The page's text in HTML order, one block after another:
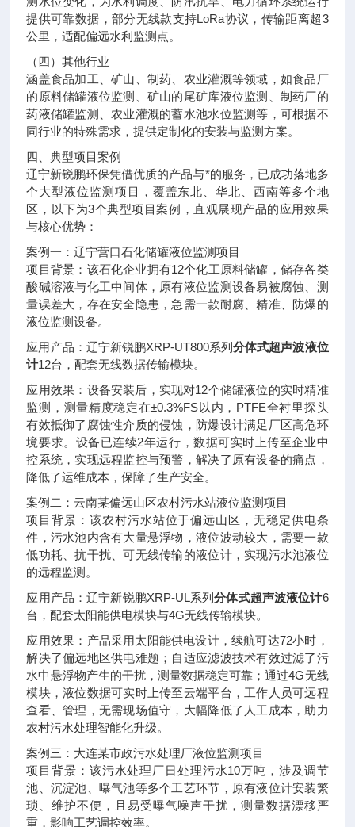
提供可靠数据，部分无线款支持LoRa协议，传输距离超3
公里，适配偏远水利监测点。
（四）其他行业
涵盖食品加工、矿山、制药、农业灌溉等领域，如食品厂
的原料储罐液位监测、矿山的尾矿库液位监测、制药厂的
药液储罐监测、农业灌溉的蓄水池水位监测等，可根据不
同行业的特殊需求，提供定制化的安装与监测方案。
四、典型项目案例
辽宁新锐鹏环保凭借优质的产品与*的服务，已成功落地多
个大型液位监测项目，覆盖东北、华北、西南等多个地
区，以下为3个典型项目案例，直观展现产品的应用效果
与核心优势：
案例一：辽宁营口石化储罐液位监测项目
项目背景：该石化企业拥有12个化工原料储罐，储存各类
酸碱溶液与化工中间体，原有液位监测设备易被腐蚀、测
量误差大，存在安全隐患，急需一款耐腐、精准、防爆的
液位监测设备。
应用产品：辽宁新锐鹏XRP-UT800系列分体式超声波液位
计12台，配套无线数据传输模块。
应用效果：设备安装后，实现对12个储罐液位的实时精准
监测，测量精度稳定在±0.3%FS以内，PTFE全衬里探头
有效抵御了腐蚀性介质的侵蚀，防爆设计满足厂区高危环
境要求。设备已连续2年运行，数据可实时上传至企业中
控系统，实现远程监控与预警，解决了原有设备的痛点，
降低了运维成本，保障了生产安全。
案例二：云南某偏远山区农村污水站液位监测项目
项目背景：该农村污水站位于偏远山区，无稳定供电条
件，污水池内含有大量悬浮物，液位波动较大，需要一款
低功耗、抗干扰、可无线传输的液位计，实现污水池液位
的远程监测。
应用产品：辽宁新锐鹏XRP-UL系列分体式超声波液位计6
台，配套太阳能供电模块与4G无线传输模块。
应用效果：产品采用太阳能供电设计，续航可达72小时，
解决了偏远地区供电难题；自适应滤波技术有效过滤了污
水中悬浮物产生的干扰，测量数据稳定可靠；通过4G无线
模块，液位数据可实时上传至云端平台，工作人员可远程
查看、管理，无需现场值守，大幅降低了人工成本，助力
农村污水处理智能化升级。
案例三：大连某市政污水处理厂液位监测项目
项目背景：该污水处理厂日处理污水10万吨，涉及调节
池、沉淀池、曝气池等多个工艺环节，原有液位计安装繁
琐、维护不便，且易受曝气噪声干扰，测量数据漂移严
重，影响工艺调控效率。